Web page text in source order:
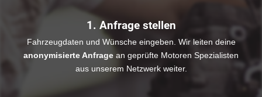
1. Anfrage stellen
Fahrzeugdaten und Wünsche eingeben. Wir leiten deine
anonymisierte Anfrage an geprüfte Motoren Spezialisten
aus unserem Netzwerk weiter.